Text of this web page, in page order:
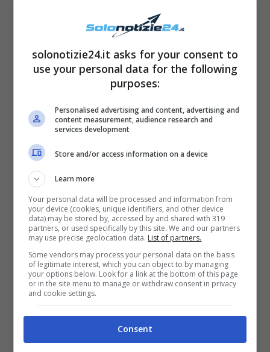
suo grande amore Oguzhan Koç. L’uomo è il
famoso e bel cantautore e attore turco che è
anche giudice della versione turca del famoso
talent show “The Voice”.
Per adesso la bella Demet Ozdemir è ancora
impegnata nelle riprese del secondo capitolo
della commedia d’amore “Love Tactics”
su Netflix nel 2023. Sarà questo
colpo di testaper mostrare la sua bellezza e
la sua forza di donna libera prima del giorno
del fatidico si in quello che i media turchi
hanno ribattezzato il matrimonio dell’anno. È
risaputo infatti che dietro ad ogni cambio di
acconciatura di una donna c’è sempre il
desiderio di un cambio. Ma la bella Demet
Ozdemir nello scatto appare raggiante e
solonotizie24.it asks for your consent to
use your personal data for the following
purposes:
Personalised advertising and content, advertising and
content measurement, audience research and
services development
Store and/or access information on a device
Learn more
Your personal data will be processed and information from
your device (cookies, unique identifiers, and other device
data) may be stored by, accessed by and shared with 319
partners, or used specifically by this site. We and our partners
may use precise geolocation data. List of partners.
Some vendors may process your personal data on the basis
of legitimate interest, which you can object to by managing
your options below. Look for a link at the bottom of this page
or in the site menu to manage or withdraw consent in privacy
and cookie settings.
Consent